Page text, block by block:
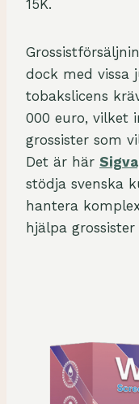
15K.
dock med vissa
tobakslicens
000 euro, vilket
grossister som
Det är här
stödja svenska
hantera
hjälpa